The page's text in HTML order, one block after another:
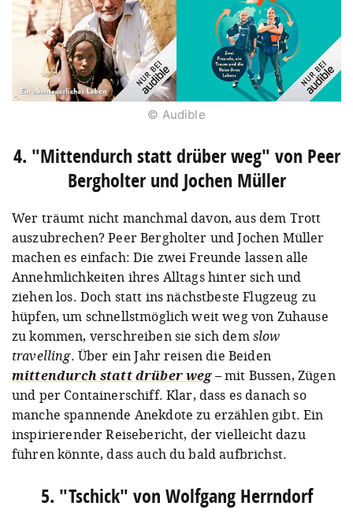
© Audible
4. "Mittendurch statt drüber weg" von Peer
Bergholter und Jochen Müller
Wer träumt nicht manchmal davon, aus dem Trott
auszubrechen? Peer Bergholter und Jochen Müller
machen es einfach: Die zwei Freunde lassen alle
Annehmlichkeiten ihres Alltags hinter sich und
ziehen los. Doch statt ins nächstbeste Flugzeug zu
hüpfen, um schnellstmöglich weit weg von Zuhause
zu kommen, verschreiben sie sich demslow
travelling. Über ein Jahr reisen die Beiden
mittendurch statt drüber weg–mit Bussen, Zügen
und per Containerschiff. Klar, dass es danach so
manche spannende Anekdote zu erzählen gibt. Ein
inspirierender Reisebericht, der vielleicht dazu
führen könnte, dass auch du bald aufbrichst.
5. "Tschick" von Wolfgang Herrndorf